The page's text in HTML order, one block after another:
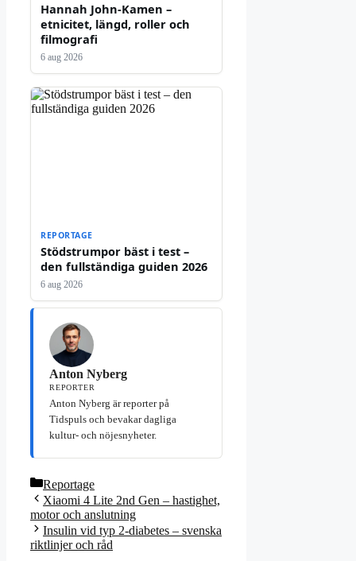
Hannah John-Kamen –
etnicitet, längd, roller och
filmografi
6 aug 2026
REPORTAGE
Stödstrumpor bäst i test –
den fullständiga guiden 2026
6 aug 2026
Anton Nyberg
REPORTER
Anton Nyberg är reporter på
Tidspuls och bevakar dagliga
kultur- och nöjesnyheter.
Kategorier
Reportage
Xiaomi 4 Lite 2nd Gen – hastighet,
motor och anslutning
Insulin vid typ 2-diabetes – svenska
riktlinjer och råd